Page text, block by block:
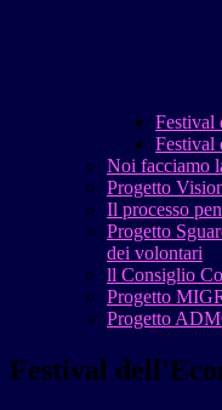
Festival
Festival
Noi facciamo
Progetto
Il processo
Progetto
dei volontari
ll Consiglio
Progetto
Progetto
Festival